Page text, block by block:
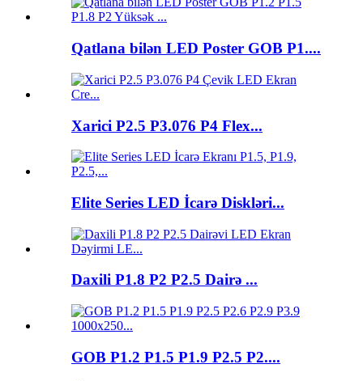
Qatlana bilən LED Poster GOB P1....
Xarici P2.5 P3.076 P4 Flex...
Elite Series LED İcarə Diskləri...
Daxili P1.8 P2 P2.5 Dairə ...
GOB P1.2 P1.5 P1.9 P2.5 P2....